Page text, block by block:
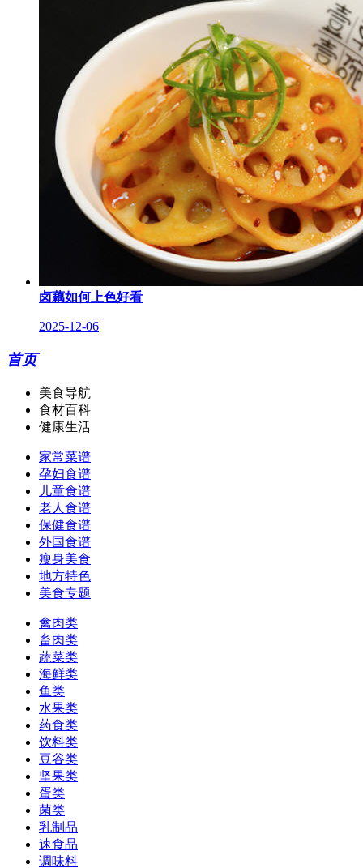
卤藕如何上色好看
2025-12-06
首页
美食导航
食材百科
健康生活
家常菜谱
孕妇食谱
儿童食谱
老人食谱
保健食谱
外国食谱
瘦身美食
地方特色
美食专题
禽肉类
畜肉类
蔬菜类
海鲜类
鱼类
水果类
药食类
饮料类
豆谷类
坚果类
蛋类
菌类
乳制品
速食品
调味料